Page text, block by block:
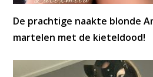
De prachtige naakte blonde
martelen met de kieteldood!